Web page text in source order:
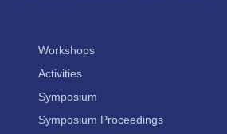
Workshops
Activities
Symposium
Symposium Proceedings